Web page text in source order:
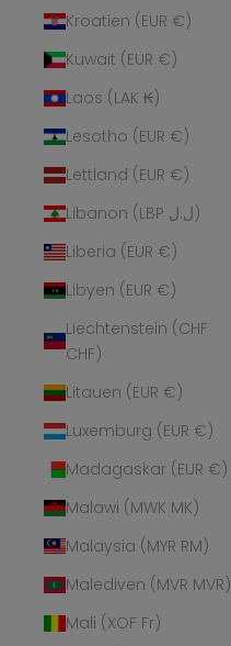
Kroatien (EUR €)
Kuwait (EUR €)
Laos (LAK ₭)
Lesotho (EUR €)
Lettland (EUR €)
Libanon (LBP ل.ل)
Liberia (EUR €)
Libyen (EUR €)
Liechtenstein (CHF
CHF)
Litauen (EUR €)
Luxemburg (EUR €)
Madagaskar (EUR €)
Malawi (MWK MK)
Malaysia (MYR RM)
Malediven (MVR MVR)
Mali (XOF Fr)